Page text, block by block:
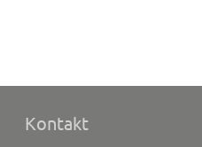
Kontakt